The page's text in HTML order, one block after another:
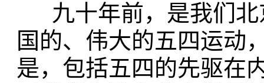
九十年前，是我们北
国的、伟大的五四运动
是，包括五四的先驱在